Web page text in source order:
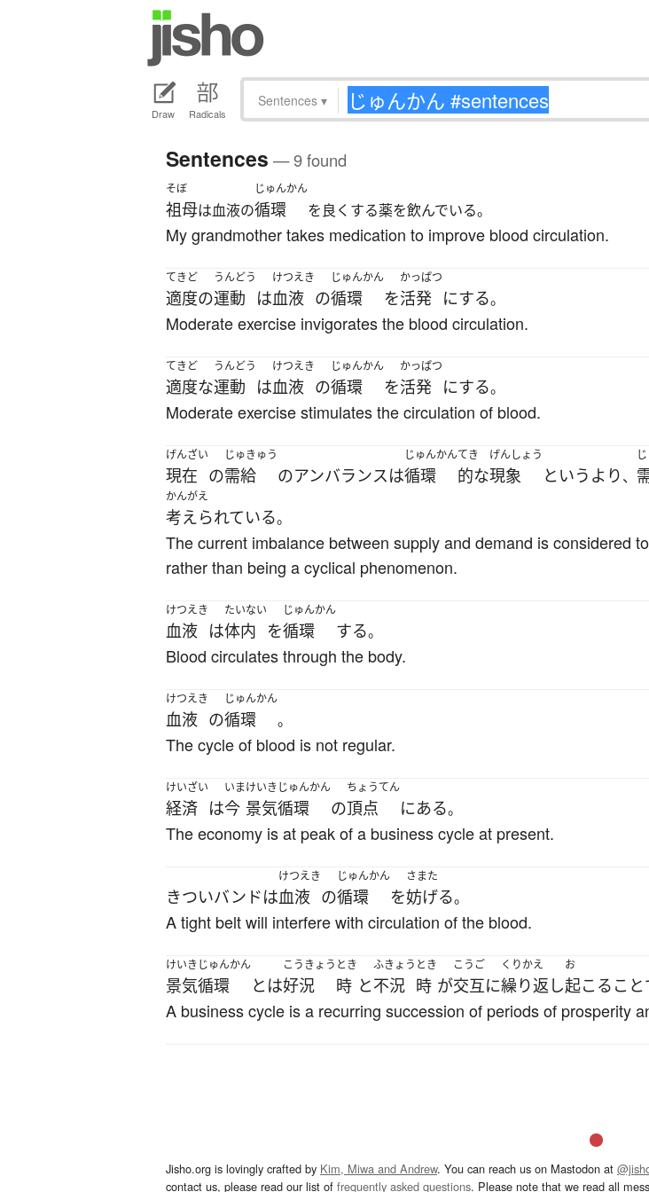
Draw Radicals
Sentences ▾
Sentences — 9 found
そぼ
祖母は血液の
じゅんかん
循環 を良くする薬を飲んでいる。
My grandmother takes medication to improve blood circulation.
てきど
適度の
うんどう
運動 は
けつえき
血液 の
じゅんかん
循環 を
かっぱつ
活発 にする。
Moderate exercise invigorates the blood circulation.
てきど
適度な
うんどう
運動 は
けつえき
血液 の
じゅんかん
循環 を
かっぱつ
活発 にする。
Moderate exercise stimulates the circulation of blood.
げんざい
現在 の
じゅきゅう
需給 のアンバランスは
じゅんかん
循環
てき
的な
げんしょう
現象 というより、
かんがえ
考えられている。
The current imbalance between supply and demand is considered
rather than being a cyclical phenomenon.
けつえき
血液 は
たいない
体内 を
じゅんかん
循環 する。
Blood circulates through the body.
けつえき
血液 の
じゅんかん
循環 。
The cycle of blood is not regular.
けいざい
経済 は
いま
今
けいきじゅんかん
景気循環 の
ちょうてん
頂点 にある。
The economy is at peak of a business cycle at present.
きついバンドは
けつえき
血液 の
じゅんかん
循環 を
さまた
妨げる。
A tight belt will interfere with circulation of the blood.
けいきじゅんかん
景気循環 とは
こうきょう
好況
とき
時 と
ふきょう
不況
とき
時 が
こうご
交互に
くりかえ
繰り返し
お
起こる こと
A business cycle is a recurring succession of periods of prosperity
Jisho.org is lovingly crafted by Kim, Miwa and Andrew. You can reach us on Mastodon at
contact us, please read our list of frequently asked questions. Please note that we read all